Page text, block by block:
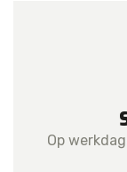
Op